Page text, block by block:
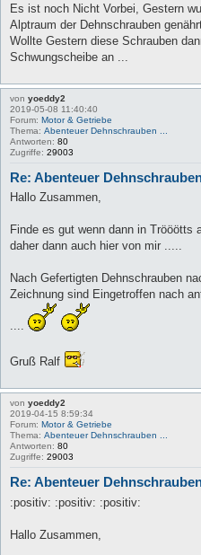
Es ist noch Nicht Vorbei, Gestern
Alptraum der Dehnschrauben
Wollte Gestern diese Schrauben
Schwungscheibe an ...
von yoeddy2
2019-05-08 11:40:40
Forum: Motor & Getriebe
Thema: Abenteuer Dehnschrauben ...
Antworten: 80
Zugriffe: 29003
Re: Abenteuer
Hallo Zusammen,
Finde es gut wenn dann in Trööötts
daher dann auch hier von mir .....
Nach Gefertigten Dehnschrauben
Zeichnung sind Eingetroffen nach
....
Gruß Ralf
von yoeddy2
2019-04-15 8:59:34
Forum: Motor & Getriebe
Thema: Abenteuer Dehnschrauben ...
Antworten: 80
Zugriffe: 29003
Re: Abenteuer
:positiv: :positiv: :positiv:
Hallo Zusammen,